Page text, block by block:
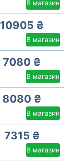
В магазин
10905 ₴
В магазин
7080 ₴
В магазин
8080 ₴
В магазин
7315 ₴
В магазин